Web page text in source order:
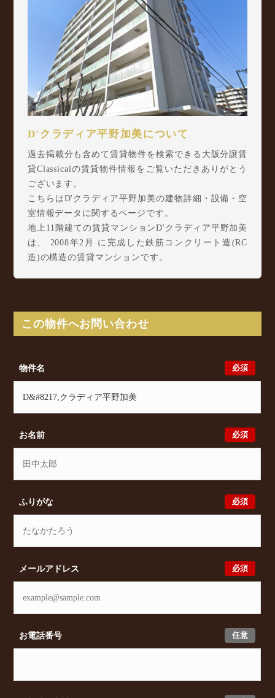
D'クラディア平野加美について
過去掲載分も含めて賃貸物件を検索できる大阪分譲賃
貸Classicalの賃貸物件情報をご覧いただきありがとう
ございます。
こちらはD'クラディア平野加美の建物詳細・設備・空
室情報データに関するページです。
地上11階建ての賃貸マンションD'クラディア平野加美
は、 2008年2月 に完成した鉄筋コンクリート造(RC
造)の構造の賃貸マンションです。
線(加茂～ＪＲ難波) 久宝寺駅 徒歩18分 からアクセ
スが可能となっております。
じめ、加美西1丁目16-14周辺エリアで賃貸物件・マン
ションをお探しでしたら、ぜひ大阪分譲賃貸Classical
Classicalでは、お問い合わせ以外にも来店予約及びオ
件をいただきましたら、プロの目線からおすすめの賃
貸物件をご提案いたします。
この物件へお問い合わせ
必須
物件名
必須
お名前
必須
ふりがな
必須
メールアドレス
任意
お電話番号